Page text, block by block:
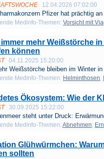
12.04.2026 07:02:00
Pfizer hat prächtig
Medinfo-Themen: Vorsicht mit
immer mehr Weißstörche
können
04.11.2025 15:20:00
Weißstörche bleiben im Winter
Medinfo-Themen: Helminthosen;
Ökosystem: Wie der
30.09.2025 15:22:00
steht unter Druck:
Medinfo-Themen: Abnehmen;
Glühwürmchen:
sollten